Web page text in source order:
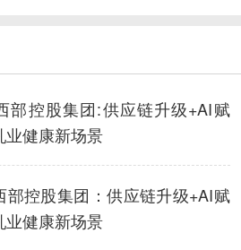
部控股集团:供应链升级+AI赋
业健康新场景
部控股集团：供应链升级+AI赋
业健康新场景